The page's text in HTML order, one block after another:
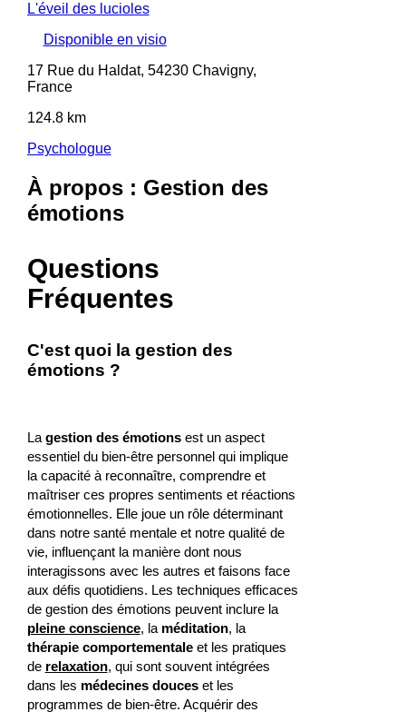
L'éveil des lucioles
Disponible en visio
17 Rue du Haldat, 54230 Chavigny,
France
124.8 km
Psychologue
À propos : Gestion des
émotions
Questions
Fréquentes
C'est quoi la gestion des
émotions ?
La gestion des émotionsest un aspect
essentiel du bien-être personnel qui implique
la capacité à reconnaître, comprendre et
maîtriser ces propres sentiments et réactions
émotionnelles. Elle joue un rôle déterminant
dans notre santé mentale et notre qualité de
vie, influençant la manière dont nous
interagissons avec les autres et faisons face
aux défis quotidiens. Les techniques efficaces
de gestion des émotions peuvent inclure la
pleine conscience, la méditation, la
thérapie comportementaleet les pratiques
de relaxation, qui sont souvent intégrées
dans les médecines douceset les
programmes de bien-être. Acquérir des